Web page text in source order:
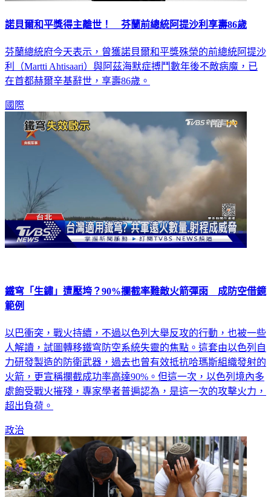
諾貝爾和平獎得主離世！ 芬蘭前總統阿提沙利享壽86歲
芬蘭總統府今天表示，曾獲諾貝爾和平獎殊榮的前總統阿提沙
利（Martti Ahtisaari）與阿茲海默症搏鬥數年後不敵病魔，已
在首都赫爾辛基辭世，享壽86歲。
國際
鐵穹「生鏽」遭壓垮？90%攔截率難敵火箭彈雨 成防空借鏡
範例
以巴衝突，戰火持續，不過以色列大舉反攻的行動，也被一些
人解讀，試圖轉移鐵穹防空系統失靈的焦點。這套由以色列自
力研發製造的防衛武器，過去也曾有效抵抗哈瑪斯組織發射的
火箭，更宣稱攔截成功率高達90%。但這一次，以色列境內多
處飽受戰火摧殘，專家學者普遍認為，是這一次的攻擊火力，
超出負荷。
政治